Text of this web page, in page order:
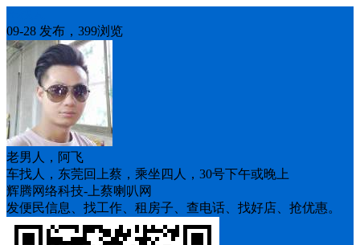
09-28 发布，399浏览
老男人，阿飞
车找人，东莞回上蔡，乘坐四人，30号下午或晚上
辉腾网络科技-上蔡喇叭网
发便民信息、找工作、租房子、查电话、找好店、抢优惠。